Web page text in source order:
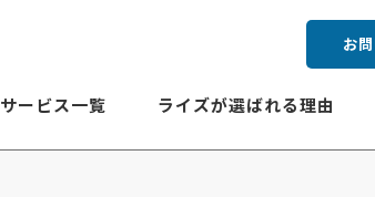
お
サービス一覧 ライズが選ばれる理由